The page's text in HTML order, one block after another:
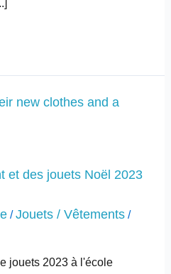
et des jouets Noël 2023
/Jouets / Vêtements/
jouets 2023 à l'école